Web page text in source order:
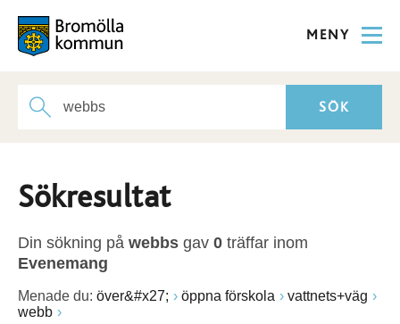
MENY
Sökresultat
Din sökning på webbs gav 0 träffar inom
Evenemang
Menade du: över&#x27; öppna förskola
vattnets+väg
webb